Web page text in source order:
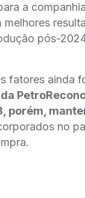
a
melhores
pós-
fatores ainda
porém,
no